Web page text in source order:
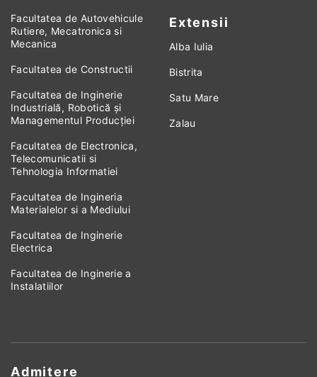
Facultatea de Autovehicule
Rutiere, Mecatronica si
Mecanica
Facultatea de Constructii
Facultatea de Inginerie
Industrială, Robotică și
Managementul Producției
Facultatea de Electronica,
Telecomunicatii si
Tehnologia Informatiei
Facultatea de Ingineria
Materialelor si a Mediului
Facultatea de Inginerie
Electrica
Facultatea de Inginerie a
Instalatiilor
Extensii
Alba Iulia
Bistrita
Satu Mare
Zalau
Admitere